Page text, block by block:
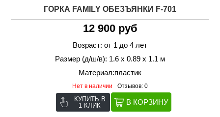
ГОРКА FAMILY ОБЕЗЪЯНКИ F-701
12 900 руб
Возраст: от 1 до 4 лет
Размер (д/ш/в): 1.6 х 0.89 х 1.1 м
Материал:пластик
Нет в наличии Отзывов: 0
КУПИТЬ В
1 КЛИК